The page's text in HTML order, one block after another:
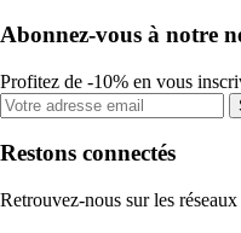
Abonnez-vous à notre
Profitez de -10% en vous
Restons connectés
Retrouvez-nous sur les